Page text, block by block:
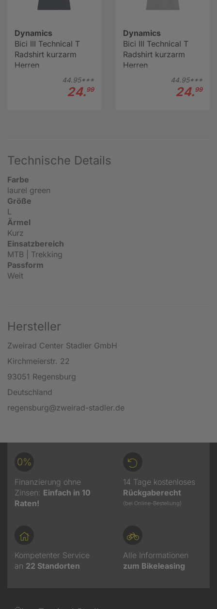
Dynamics
Bici III Technical T
Radshirt kurzarm
Herren
44.95***
24.99
Dynamics
Bici III Technical T
Radshirt kurzarm
Herren
44.95***
24.99
Technische Details
Farbe
laurel green
Größe
L
Ärmel
Kurz
Einsatzbereich
MTB | Trekking
Passform
Weit
Hersteller
Zweirad Center Stadler GmbH
Kirchmeierstr. 22
93051 Regensburg
Deutschland
regensburg@zweirad-stadler.de
0%
Finanzierung ohne
Zinsen: Einfach in 10
Raten!
14 Tage kostenloses
Rückgaberecht
(bei Online-Bestellung)
Kompetenter Service
an 22 Standorten
Alle Informationen
zum Bikeleasing